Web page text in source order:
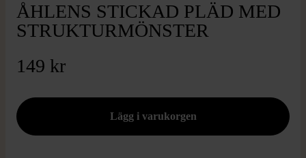
ÅHLENS STICKAD PLÄD MED
STRUKTURMÖNSTER
149 kr